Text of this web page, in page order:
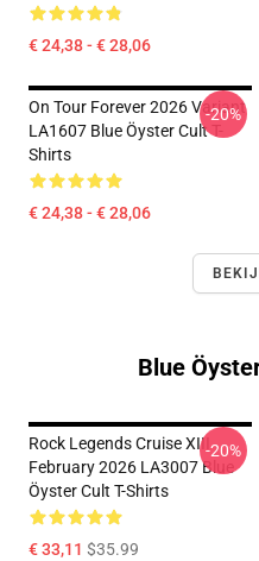
€ 24,38 - € 28,06
On Tour Forever 2026 Variant
LA1607 Blue Öyster Cult T-
Shirts
€ 24,38 - € 28,06
-20%
Blue
Rock Legends Cruise XIII
February 2026 LA3007 Blue
Öyster Cult T-Shirts
€ 33,11 $35.99
-20%